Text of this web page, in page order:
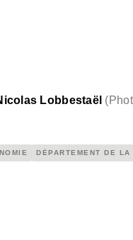
Lobbestaël (
DÉPARTEMENT DE